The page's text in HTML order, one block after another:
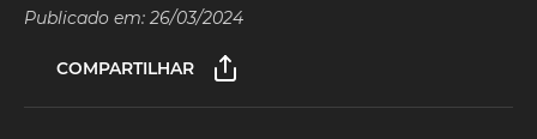
Publicado em: 26/03/2024
COMPARTILHAR